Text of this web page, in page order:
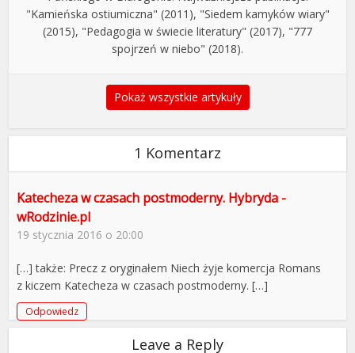
"Kamieńska ostiumiczna" (2011), "Siedem kamyków wiary"
(2015), "Pedagogia w świecie literatury" (2017), "777
spojrzeń w niebo" (2018).
Pokaż wszystkie artykuły
1 Komentarz
Katecheza w czasach postmoderny. Hybryda -
wRodzinie.pl
19 stycznia 2016 o 20:00
[…] także: Precz z oryginałem Niech żyje komercja Romans
z kiczem Katecheza w czasach postmoderny. […]
Odpowiedz
Leave a Reply